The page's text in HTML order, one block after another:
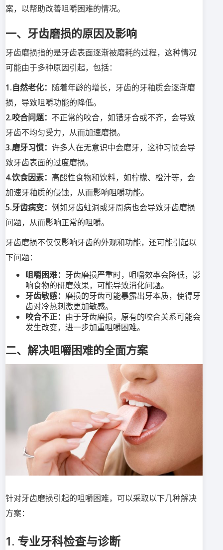
案，以帮助改善咀嚼困难的情况。
一、牙齿磨损的原因及影响
牙齿磨损指的是牙齿表面逐渐被磨耗的过程，这种情况
可能由于多种原因引起，包括：
1.自然老化： 随着年龄的增长，牙齿的牙釉质会逐渐磨
损，导致咀嚼功能的降低。
2.咬合问题： 不正常的咬合，如错牙合或不齐，会导致
牙齿不均匀受力，从而加速磨损。
3.磨牙习惯： 许多人在无意识中会磨牙，这种习惯会导
致牙齿表面的过度磨损。
4.饮食因素： 高酸性食物和饮料，如柠檬、橙汁等，会
加速牙釉质的侵蚀，从而影响咀嚼功能。
5.牙齿病变： 例如牙齿蛀洞或牙周病也会导致牙齿磨损
问题，从而影响正常的咀嚼。
牙齿磨损不仅仅影响牙齿的外观和功能，还可能引起以
下问题：
咀嚼困难： 牙齿磨损严重时，咀嚼效率会降低，影
响食物的研磨效果，可能导致消化问题。
牙齿敏感： 磨损的牙齿可能暴露出牙本质，使得牙
齿对冷热刺激更加敏感。
咬合不正： 由于牙齿磨损，原有的咬合关系可能会
发生改变，进一步加重咀嚼困难。
二、解决咀嚼困难的全面方案
针对牙齿磨损引起的咀嚼困难，可以采取以下几种解决
方案：
1. 专业牙科检查与诊断